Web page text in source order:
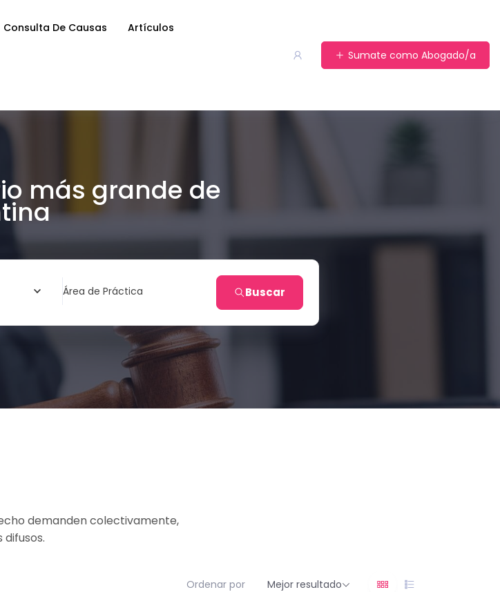
Consulta De Causas Artículos
Sumate como Abogado/a
más grande de
Área de Práctica Buscar
demanden colectivamente,
Ordenar por Mejor resultado